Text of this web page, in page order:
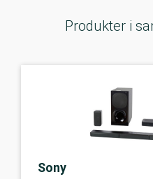
Produkter i
Sony